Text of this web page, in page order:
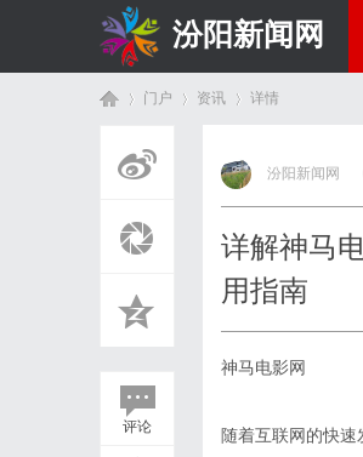
汾阳新闻网
门户 资讯
›
详情
评论
汾阳新闻网
详解神马
用指南
神马电影网
随着互联网的快